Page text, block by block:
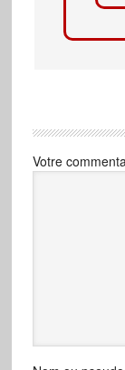
Votre